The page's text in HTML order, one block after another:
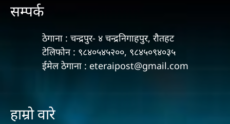
सम्पर्क
ठेगाना : चन्द्रपुर- ४ चन्द्रनिगाहपुर, रौतहट
टेलिफोन : ९८४०५४५२००, ९८४५०९४०३५
ईमेल ठेगाना : eteraipost@gmail.com
हाम्रो वारे